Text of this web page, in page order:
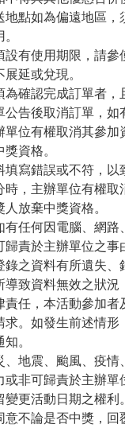
地點如為偏遠地區，
設有使用期限，請參
延或兌現。
為確認完成訂單者，
公告後取消訂單，如
單位有權取消其參加
資格。
填寫錯誤或不符，以
時，主辦單位有權取
放棄中獎資格。
有任何因電腦、網路
歸責於主辦單位之事
錄之資料有所遺失、
導致資料無效之狀況
責任，本活動參加者
求。如發生前述情形
。
、地震、颱風、疫情
或非可歸責於主辦單
更活動日期之權利。
意不論是否中獎，回